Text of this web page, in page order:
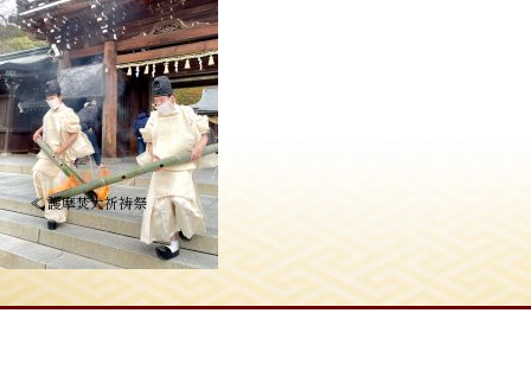
投
稿
ナ
ビ
≪護摩焚大祈祷祭